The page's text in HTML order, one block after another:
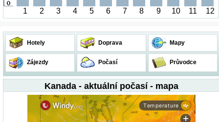
1 2 3 4 5 6 7 8 9 10 11 12
Hotely Doprava Mapy
Zájezdy Počasí Průvodce
Kanada - aktuální počasí - mapa